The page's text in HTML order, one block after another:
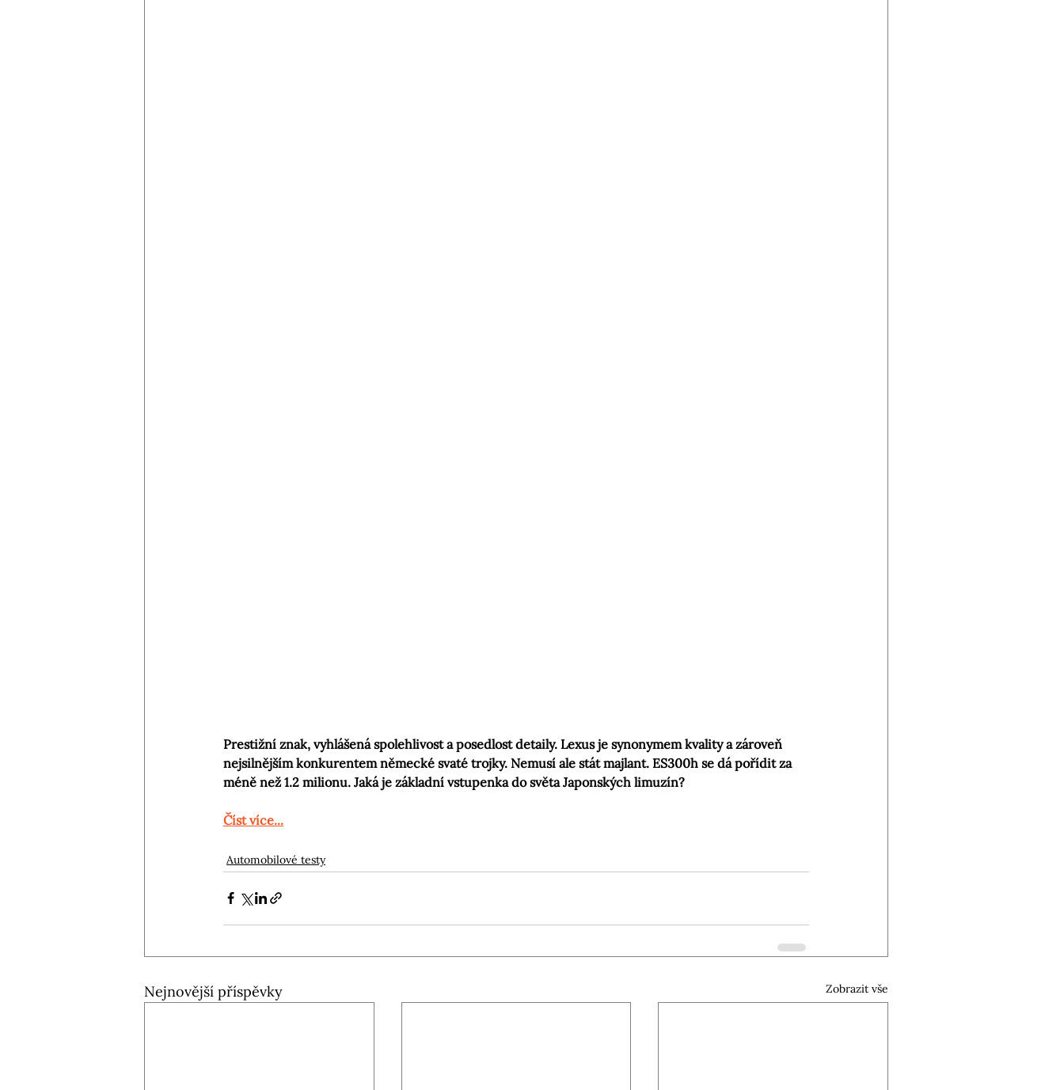
Prestižní znak, vyhlášená spolehlivost a posedlost detaily. Lexus je synonymem kvality a zároveň
nejsilnějším konkurentem německé svaté trojky. Nemusí ale stát majlant. ES300h se dá pořídit za
méně než 1.2 milionu. Jaká je základní vstupenka do světa Japonských limuzín?
Číst více...
Automobilové testy
Nejnovější příspěvky Zobrazit vše